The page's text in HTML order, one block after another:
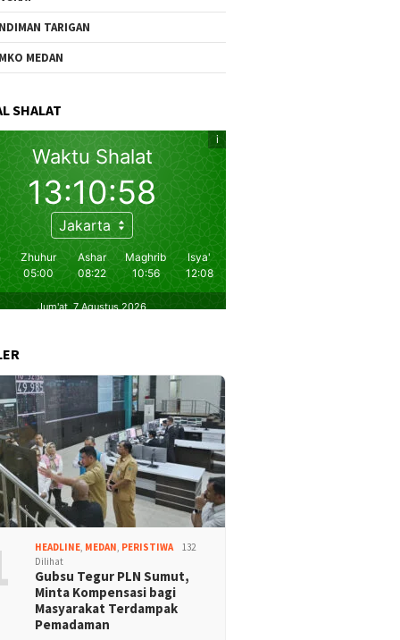
TARIGAN
MEDAN
SHALAT
HEADLINE, MEDAN, PERISTIWA
132
Dilihat
Gubsu Tegur PLN Sumut,
Minta Kompensasi bagi
Masyarakat Terdampak
Pemadaman